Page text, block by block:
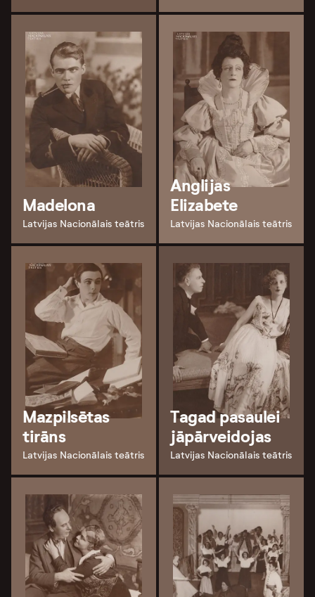
Madelona
Latvijas Nacionālais teātris
Anglijas
Elizabete
Latvijas Nacionālais teātris
Mazpilsētas
tirāns
Latvijas Nacionālais teātris
Tagad pasaulei
jāpārveidojas
Latvijas Nacionālais teātris